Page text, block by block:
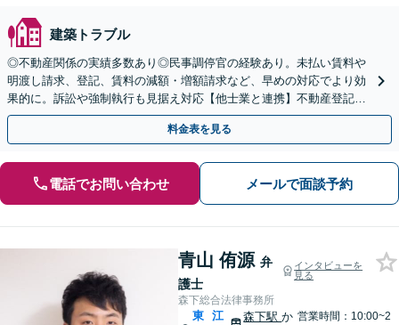
建築トラブル
◎不動産関係の実績多数あり◎民事調停官の経験あり。未払い賃料や
明渡し請求、登記、賃料の減額・増額請求など、早めの対応でより効
果的に。訴訟や強制執行も見据え対応【他士業と連携】不動産登記・
税関係も対応可！十数年前の仮登記の抹消請求の実績も◎
料金表を見る
電話でお問い合わせ メールで面談予約
青山 侑源 弁
護士
インタビューを
見る
森下総合法律事務所
東
江
森下駅か 営業時間：10:00~2